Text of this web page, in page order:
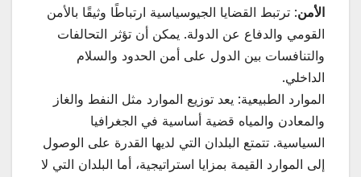
الأمن: ترتبط القضايا الجيوسياسية ارتباطًا وثيقًا بالأمن
القومي والدفاع عن الدولة. يمكن أن تؤثر التحالفات
والتنافسات بين الدول على أمن الحدود والسلام
الداخلي.
الموارد الطبيعية: يعد توزيع الموارد مثل النفط والغاز
والمعادن والمياه قضية أساسية في الجغرافيا
السياسية. تتمتع البلدان التي لديها القدرة على الوصول
إلى الموارد القيمة بمزايا استراتيجية، أما البلدان التي لا